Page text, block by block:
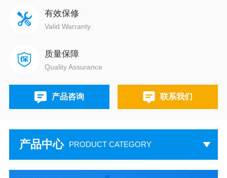
有效保修
Valid Warranty
质量保障
Quality Assurance
产品咨询 联系我们
产品中心 PRODUCT CATEGORY